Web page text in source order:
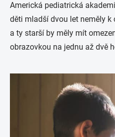
Americká pediatrická
děti mladší dvou let neměly
a ty starší by měly mít
obrazovkou na jednu až dvě